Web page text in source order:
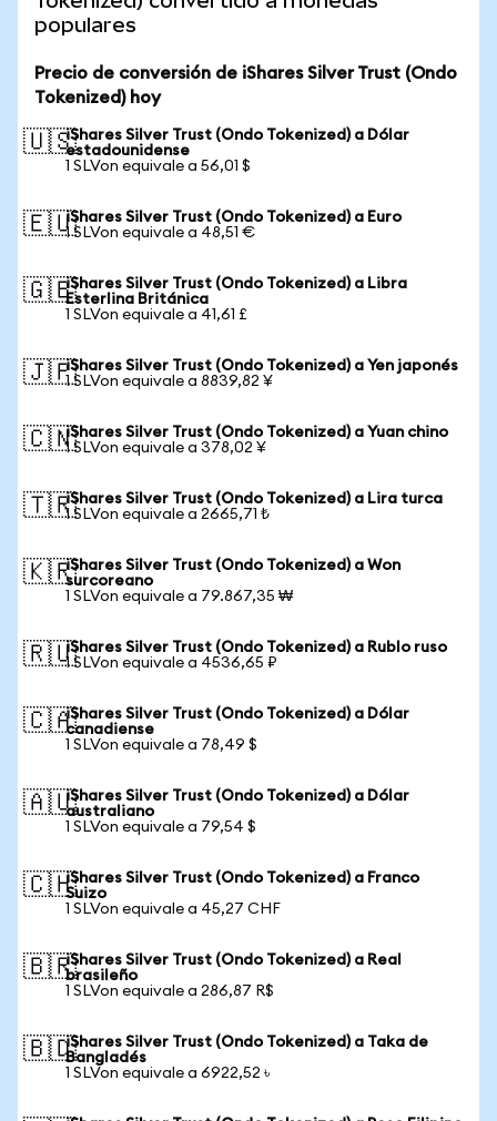
populares
Precio de conversión de iShares Silver Trust (Ondo
Tokenized) hoy
🇺🇸iShares Silver Trust (Ondo Tokenized) a Dólar
estadounidense
1 SLVon equivale a 56,01 $
🇪🇺iShares Silver Trust (Ondo Tokenized) a Euro
1 SLVon equivale a 48,51 €
🇬🇧iShares Silver Trust (Ondo Tokenized) a Libra
Esterlina Británica
1 SLVon equivale a 41,61 £
🇯🇵iShares Silver Trust (Ondo Tokenized) a Yen japonés
1 SLVon equivale a 8839,82 ¥
🇨🇳iShares Silver Trust (Ondo Tokenized) a Yuan chino
1 SLVon equivale a 378,02 ¥
🇹🇷iShares Silver Trust (Ondo Tokenized) a Lira turca
1 SLVon equivale a 2665,71 ₺
🇰🇷iShares Silver Trust (Ondo Tokenized) a Won
surcoreano
1 SLVon equivale a 79.867,35 ₩
🇷🇺iShares Silver Trust (Ondo Tokenized) a Rublo ruso
1 SLVon equivale a 4536,65 ₽
🇨🇦iShares Silver Trust (Ondo Tokenized) a Dólar
canadiense
1 SLVon equivale a 78,49 $
🇦🇺iShares Silver Trust (Ondo Tokenized) a Dólar
australiano
1 SLVon equivale a 79,54 $
🇨🇭iShares Silver Trust (Ondo Tokenized) a Franco
Suizo
1 SLVon equivale a 45,27 CHF
🇧🇷iShares Silver Trust (Ondo Tokenized) a Real
brasileño
1 SLVon equivale a 286,87 R$
🇧🇩iShares Silver Trust (Ondo Tokenized) a Taka de
Bangladés
1 SLVon equivale a 6922,52 ৳